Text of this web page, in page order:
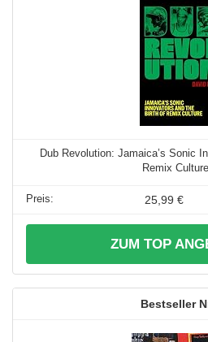
Dub Revolution: Jamaica’s Sonic
Remix
25,99 €
ZUM TOP